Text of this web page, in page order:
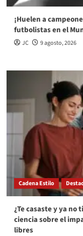
¡Huelen a
futbolistas en el
JC 9 agosto, 2026
Cadena Estilo
¿Te casaste y ya no
ciencia sobre el
libres